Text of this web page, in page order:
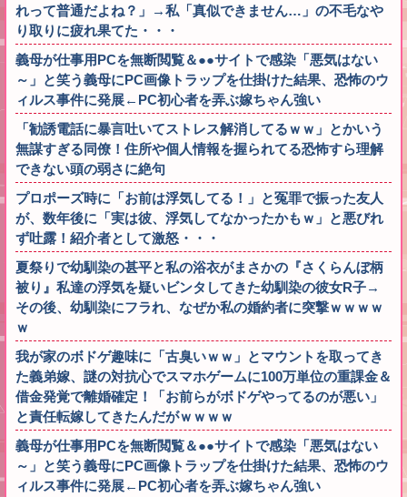
れって普通だよね？」→私「真似できません…」の不毛なや
り取りに疲れ果てた・・・
義母が仕事用PCを無断閲覧＆●●サイトで感染「悪気はない
～」と笑う義母にPC画像トラップを仕掛けた結果、恐怖のウ
ィルス事件に発展←PC初心者を弄ぶ嫁ちゃん強い
「勧誘電話に暴言吐いてストレス解消してるｗｗ」とかいう
無謀すぎる同僚！住所や個人情報を握られてる恐怖すら理解
できない頭の弱さに絶句
プロポーズ時に「お前は浮気してる！」と冤罪で振った友人
が、数年後に「実は彼、浮気してなかったかもｗ」と悪びれ
ず吐露！紹介者として激怒・・・
夏祭りで幼馴染の甚平と私の浴衣がまさかの『さくらんぼ柄
被り』私達の浮気を疑いビンタしてきた幼馴染の彼女R子→
その後、幼馴染にフラれ、なぜか私の婚約者に突撃ｗｗｗｗ
ｗ
我が家のボドゲ趣味に「古臭いｗｗ」とマウントを取ってき
た義弟嫁、謎の対抗心でスマホゲームに100万単位の重課金＆
借金発覚で離婚確定！「お前らがボドゲやってるのが悪い」
と責任転嫁してきたんだがｗｗｗｗ
義母が仕事用PCを無断閲覧＆●●サイトで感染「悪気はない
～」と笑う義母にPC画像トラップを仕掛けた結果、恐怖のウ
ィルス事件に発展←PC初心者を弄ぶ嫁ちゃん強い